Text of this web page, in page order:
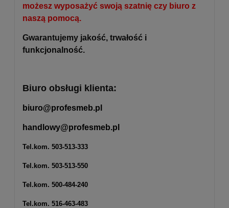
możesz wyposażyć swoją szatnię czy biuro z
naszą pomocą.
Gwarantujemy jakość, trwałość i
funkcjonalność.
Biuro obsługi klienta:
biuro@profesmeb.pl
handlowy@profesmeb.pl
Tel.kom. 503-513-333
Tel.kom. 503-513-550
Tel.kom. 500-484-240
Tel.kom. 516-463-483